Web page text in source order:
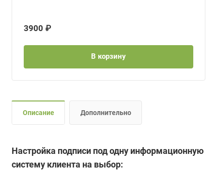
3900 ₽
В корзину
Описание Дополнительно
Настройка подписи под одну информационную
систему клиента на выбор: